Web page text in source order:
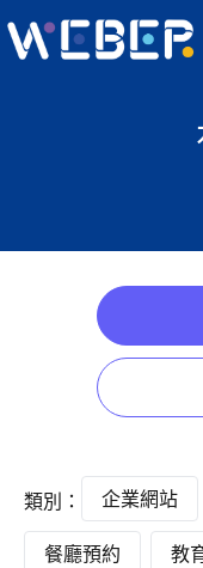
類別： 企業網站
餐廳預約 教